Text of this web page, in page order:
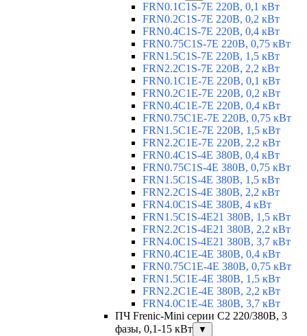
FRN0.1C1S-7E 220В, 0,1 кВт
FRN0.2C1S-7E 220В, 0,2 кВт
FRN0.4C1S-7E 220В, 0,4 кВт
FRN0.75C1S-7E 220В, 0,75 кВт
FRN1.5C1S-7E 220В, 1,5 кВт
FRN2.2C1S-7E 220В, 2,2 кВт
FRN0.1C1E-7E 220В, 0,1 кВт
FRN0.2C1E-7E 220В, 0,2 кВт
FRN0.4C1E-7E 220В, 0,4 кВт
FRN0.75C1E-7E 220В, 0,75 кВт
FRN1.5C1E-7E 220В, 1,5 кВт
FRN2.2C1E-7E 220В, 2,2 кВт
FRN0.4C1S-4E 380В, 0,4 кВт
FRN0.75C1S-4E 380В, 0,75 кВт
FRN1.5C1S-4E 380В, 1,5 кВт
FRN2.2C1S-4E 380В, 2,2 кВт
FRN4.0C1S-4E 380В, 4 кВт
FRN1.5C1S-4E21 380В, 1,5 кВт
FRN2.2C1S-4E21 380В, 2,2 кВт
FRN4.0C1S-4E21 380В, 3,7 кВт
FRN0.4C1E-4E 380В, 0,4 кВт
FRN0.75C1E-4E 380В, 0,75 кВт
FRN1.5C1E-4E 380В, 1,5 кВт
FRN2.2C1E-4E 380В, 2,2 кВт
FRN4.0C1E-4E 380В, 3,7 кВт
ПЧ Frenic-Mini серии С2 220/380В, 3
фазы, 0,1-15 кВт
▼